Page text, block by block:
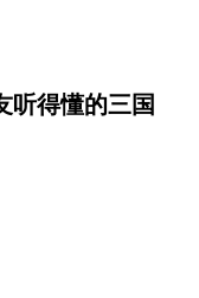
听得懂的三国